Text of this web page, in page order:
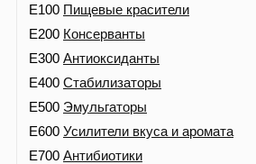
E100 Пищевые красители
E200 Консерванты
E300 Антиоксиданты
E400 Стабилизаторы
E500 Эмульгаторы
E600 Усилители вкуса и аромата
E700 Антибиотики